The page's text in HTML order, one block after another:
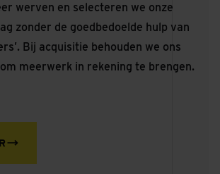
werven en selecteren we onze
zonder de goedbedoelde hulp van
Bij acquisitie behouden we ons
meerwerk in rekening te brengen.